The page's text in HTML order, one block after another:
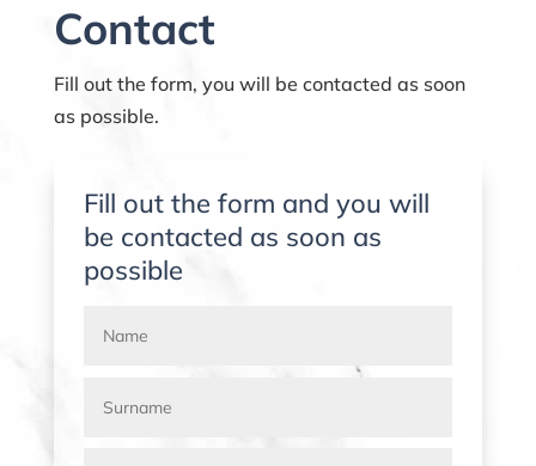
Contact
Fill out the form, you will be contacted as soon
as possible.
Fill out the form and you will
be contacted as soon as
possible